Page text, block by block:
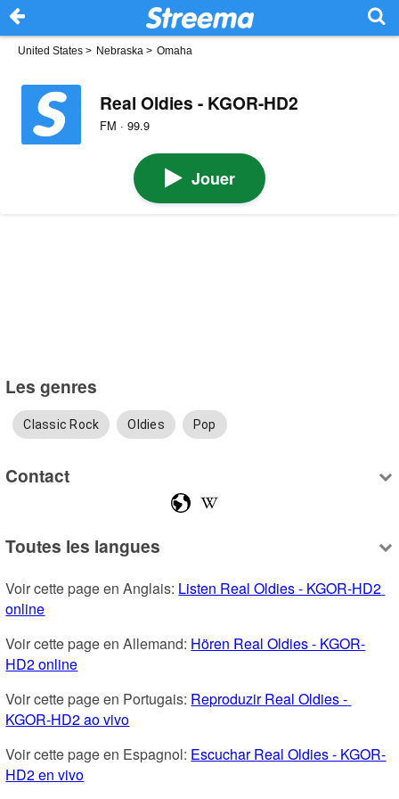
United States > Nebraska > Omaha
Real Oldies - KGOR-HD2
FM · 99.9
Jouer
Les genres
Classic Rock Oldies Pop
Contact
Toutes les langues
Voir cette page en Anglais: Listen Real Oldies - KGOR-HD2
online
Voir cette page en Allemand: Hören Real Oldies - KGOR-
HD2 online
Voir cette page en Portugais: Reproduzir Real Oldies -
KGOR-HD2 ao vivo
Voir cette page en Espagnol: Escuchar Real Oldies - KGOR-
HD2 en vivo